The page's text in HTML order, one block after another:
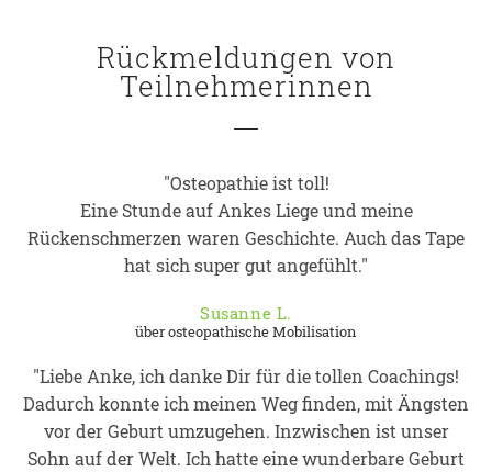
Rückmeldungen von
Teilnehmerinnen
"Osteopathie ist toll!
Eine Stunde auf Ankes Liege und meine
Rückenschmerzen waren Geschichte. Auch das Tape
hat sich super gut angefühlt."
Susanne L.
über osteopathische Mobilisation
"Liebe Anke, ich danke Dir für die tollen Coachings!
Dadurch konnte ich meinen Weg finden, mit Ängsten
vor der Geburt umzugehen. Inzwischen ist unser
Sohn auf der Welt. Ich hatte eine wunderbare Geburt